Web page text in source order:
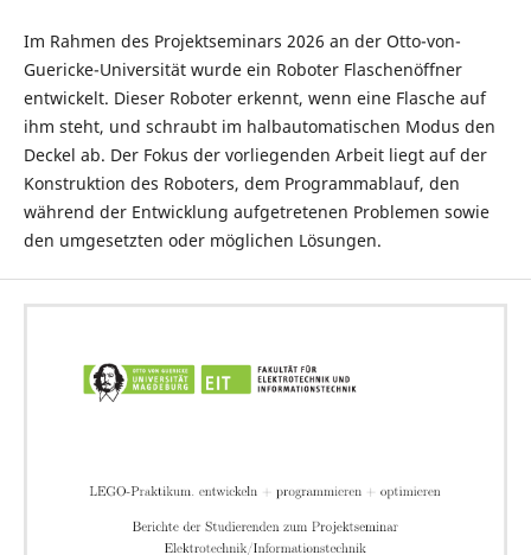
Im Rahmen des Projektseminars 2026 an der Otto-von-
Guericke-Universität wurde ein Roboter Flaschenöffner
entwickelt. Dieser Roboter erkennt, wenn eine Flasche auf
ihm steht, und schraubt im halbautomatischen Modus den
Deckel ab. Der Fokus der vorliegenden Arbeit liegt auf der
Konstruktion des Roboters, dem Programmablauf, den
während der Entwicklung aufgetretenen Problemen sowie
den umgesetzten oder möglichen Lösungen.